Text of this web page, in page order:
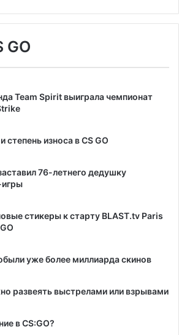
GO
Team Spirit выиграла чемпионат
степень износа в CS GO
76-летнего дедушку
игры
стикеры к старту BLAST.tv Paris
уже более миллиарда скинов
развеять выстрелами или взрывами
в CS:GO?